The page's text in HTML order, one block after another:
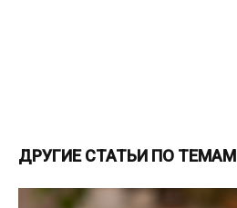
ДРУГИЕ СТАТЬИ ПО ТЕМАМ